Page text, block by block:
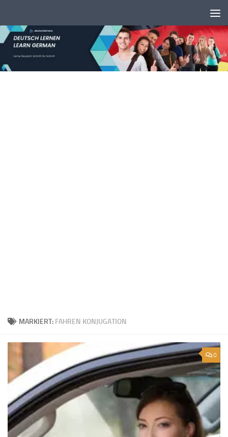
MARKIERT: FAHREN KONJUGATION
0